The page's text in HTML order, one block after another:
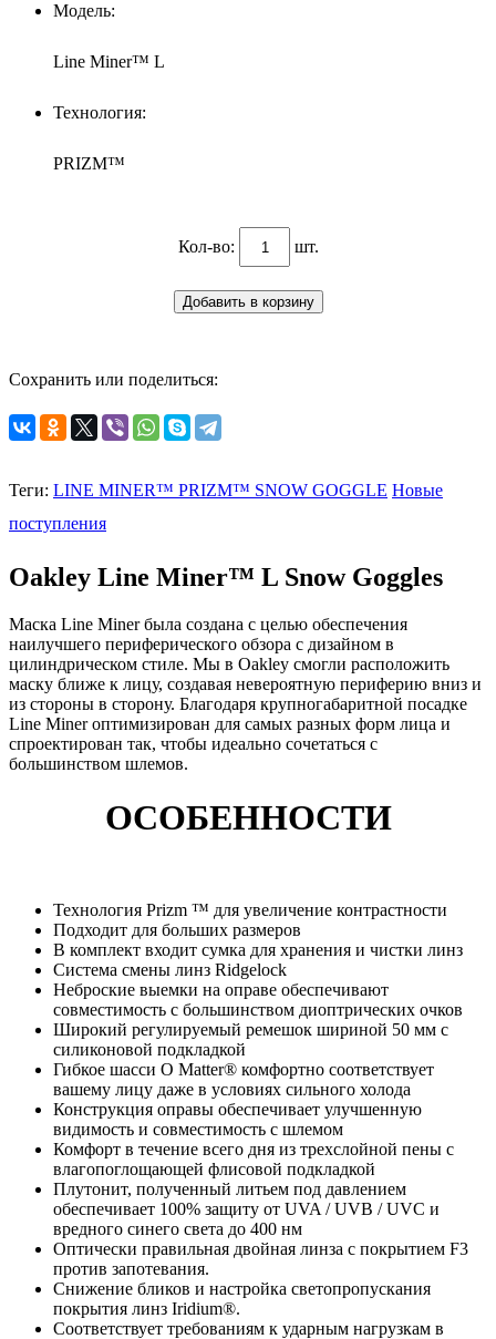
Модель:
Line Miner™ L
Технология:
PRIZM™
Кол-во: шт.
Сохранить или поделиться:
Теги: LINE MINER™ PRIZM™ SNOW GOGGLE Новые
поступления
Oakley Line Miner™ L Snow Goggles
Маска Line Miner была создана с целью обеспечения
наилучшего периферического обзора с дизайном в
цилиндрическом стиле. Мы в Oakley смогли расположить
маску ближе к лицу, создавая невероятную периферию вниз и
из стороны в сторону. Благодаря крупногабаритной посадке
Line Miner оптимизирован для самых разных форм лица и
спроектирован так, чтобы идеально сочетаться с
большинством шлемов.
ОСОБЕННОСТИ
Технология Prizm ™ для увеличение контрастности
Подходит для больших размеров
В комплект входит сумка для хранения и чистки линз
Система смены линз Ridgelock
Неброские выемки на оправе обеспечивают
совместимость с большинством диоптрических очков
Широкий регулируемый ремешок шириной 50 мм с
силиконовой подкладкой
Гибкое шасси O Matter® комфортно соответствует
вашему лицу даже в условиях сильного холода
Конструкция оправы обеспечивает улучшенную
видимость и совместимость с шлемом
Комфорт в течение всего дня из трехслойной пены с
влагопоглощающей флисовой подкладкой
Плутонит, полученный литьем под давлением
обеспечивает 100% защиту от UVA / UVB / UVC и
вредного синего света до 400 нм
Оптически правильная двойная линза с покрытием F3
против запотевания.
Снижение бликов и настройка светопропускания
покрытия линз Iridium®.
Соответствует требованиям к ударным нагрузкам в